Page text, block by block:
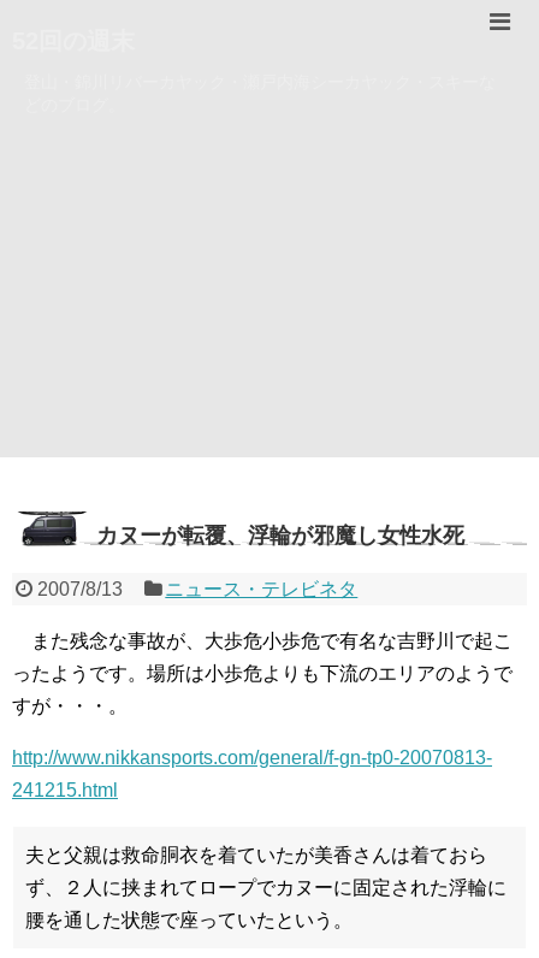
カヌーが転覆、浮輪が邪魔し女性水死
2007/8/13 ニュース・テレビネタ
また残念な事故が、大歩危小歩危で有名な吉野川で起こ
ったようです。場所は小歩危よりも下流のエリアのようで
すが・・・。
http://www.nikkansports.com/general/f-gn-tp0-20070813-
241215.html
夫と父親は救命胴衣を着ていたが美香さんは着ておら
ず、２人に挟まれてロープでカヌーに固定された浮輪に
腰を通した状態で座っていたという。